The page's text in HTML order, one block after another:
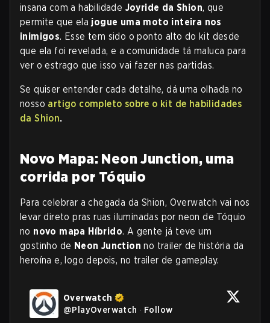
insana com a habilidade Joyride da Shion, que
permite que ela jogue uma moto inteira nos
inimigos. Esse tem sido o ponto alto do kit desde
que ela foi revelada, e a comunidade tá maluca para
ver o estrago que isso vai fazer nas partidas.
Se quiser entender cada detalhe, dá uma olhada no
nosso artigo completo sobre o kit de habilidades
da Shion.
Novo Mapa: Neon Junction, uma
corrida por Tóquio
Para celebrar a chegada da Shion, Overwatch vai nos
levar direto pras ruas iluminadas por neon de Tóquio
no novo mapa Híbrido. A gente já teve um
gostinho de Neon Junctionno trailer de história da
heroína e, logo depois, no trailer de gameplay.
Overwatch
@PlayOverwatch · Follow